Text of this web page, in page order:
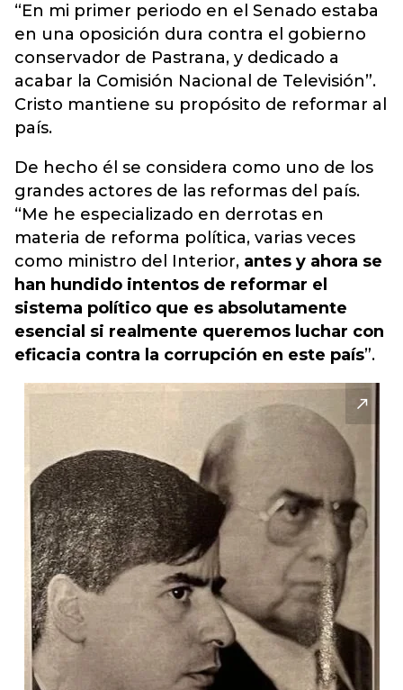
“En mi primer periodo en el Senado estaba
en una oposición dura contra el gobierno
conservador de Pastrana, y dedicado a
acabar la Comisión Nacional de Televisión”.
Cristo mantiene su propósito de reformar al
país.
De hecho él se considera como uno de los
grandes actores de las reformas del país.
“Me he especializado en derrotas en
materia de reforma política, varias veces
como ministro del Interior, antes y ahora se
han hundido intentos de reformar el
sistema político que es absolutamente
esencial si realmente queremos luchar con
eficacia contra la corrupción en este país”.